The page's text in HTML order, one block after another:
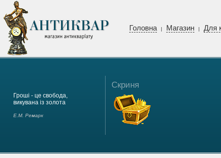
Головна | Магазин | Для
Гроші - це свобода,
викувана із золота
Е.М. Ремарк
Скриня